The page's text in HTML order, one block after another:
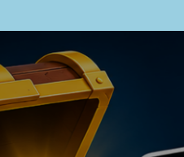
Hauptinhalt
springen